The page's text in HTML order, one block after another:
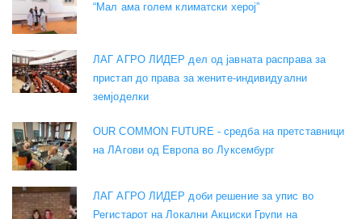
“Мал ама голем климатски херој”
ЛАГ АГРО ЛИДЕР дел од јавната расправа за
пристап до права за жените-индивидуални
земјоделки
OUR COMMON FUTURE - средба на претставници
на ЛАгови од Европа во Луксембург
ЛАГ АГРО ЛИДЕР доби решение за упис во
Регистарот на Локални Акциски Групи на